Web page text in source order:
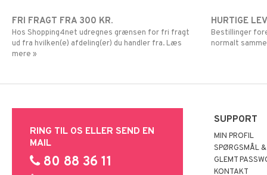
Spiderman
Super Mario
FRI FRAGT FRA 300 KR.
Hos Shopping4net udregnes grænsen for fri fragt
ud fra hvilken(e) afdeling(er) du handler fra. Læs
mere »
HURTIGE
Bestillinger
normalt
RING TIL OS ELLER SEND EN
MAIL
80 88 36 11
SUPPORT
MIN PROFIL
SPØRGSMÅL &
GLEMT
KONTAKT